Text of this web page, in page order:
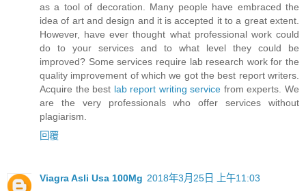
as a tool of decoration. Many people have embraced the
idea of art and design and it is accepted it to a great extent.
However, have ever thought what professional work could
do to your services and to what level they could be
improved? Some services require lab research work for the
quality improvement of which we got the best report writers.
Acquire the best lab report writing service from experts. We
are the very professionals who offer services without
plagiarism.
回覆
Viagra Asli Usa 100Mg 2018年3月25日 上午11:03